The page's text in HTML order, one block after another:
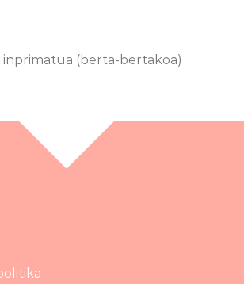
inprimatua (berta-bertakoa)